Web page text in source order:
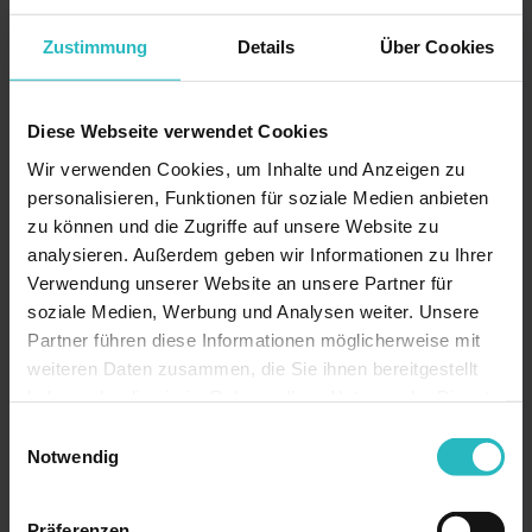
Zustimmung Details Über Cookies
Diese Webseite verwendet Cookies
Wir verwenden Cookies, um Inhalte und Anzeigen zu
personalisieren, Funktionen für soziale Medien anbieten
zu können und die Zugriffe auf unsere Website zu
analysieren. Außerdem geben wir Informationen zu Ihrer
Verwendung unserer Website an unsere Partner für
soziale Medien, Werbung und Analysen weiter. Unsere
Partner führen diese Informationen möglicherweise mit
weiteren Daten zusammen, die Sie ihnen bereitgestellt
Notwendig
-
M
i
o
n
e
e
d
l
i